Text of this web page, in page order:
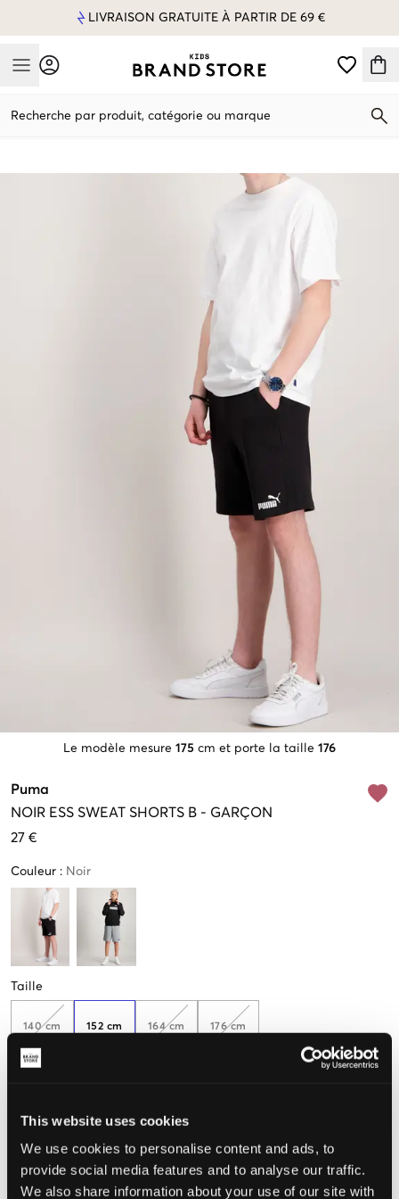
This website uses cookies
We use cookies to personalise content and ads, to
provide social media features and to analyse our traffic.
We also share information about your use of our site with
LIVRAISON GRATUITE À PARTIR DE 69 €
Mobile Menu
Recherche par produit, catégorie ou marque
Le modèle mesure 175 cm et porte la taille 176
Puma
NOIR ESS SWEAT SHORTS B - GARÇON
27 €
Couleur : Noir
Taille
140 cm 152 cm 164 cm 176 cm
Taille perçue
Petit Parfait Grande